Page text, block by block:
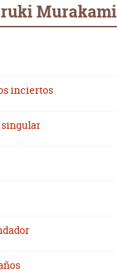
Murakami
inciertos
singular